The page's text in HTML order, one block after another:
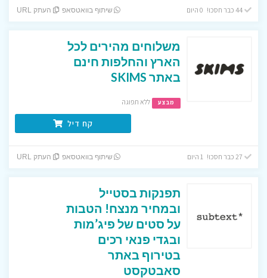
44 כבר חסכו! 0 היום שיתוף בוואטסאפ העתק URL
משלוחים מהירים לכל
הארץ והחלפות חינם
באתר SKIMS
מבצע ללא תפוגה
קח דיל
שיתוף בוואטסאפ העתק URL
תפנקות בסטייל
ובמחיר מנצח! הטבות
על סטים של פיג’מות
ובגדי פנאי רכים
בטירוף באתר
סאבטקסט